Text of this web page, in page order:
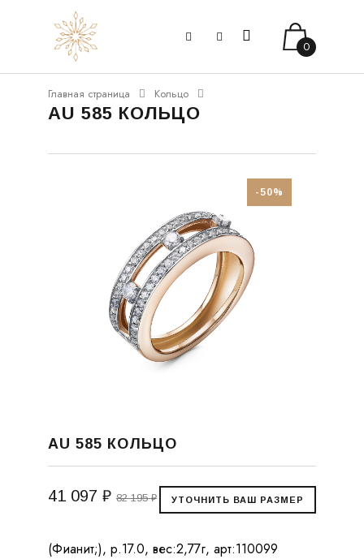
0
Главная страница Кольцо
AU 585 КОЛЬЦО
-50%
AU 585 КОЛЬЦО
41 097 ₽ 82 195 ₽
(Фианит;), р.17.0, вес:2,77г, арт:110099